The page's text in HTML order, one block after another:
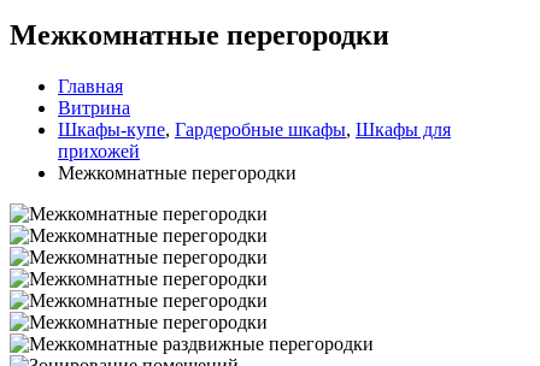
Межкомнатные перегородки
Главная
Витрина
Шкафы-купе, Гардеробные шкафы, Шкафы для
прихожей
Межкомнатные перегородки